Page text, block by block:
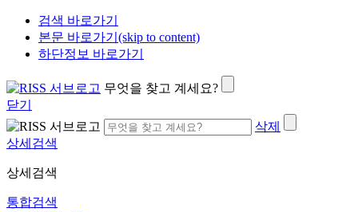
검색 바로가기
본문 바로가기(skip to content)
하단정보 바로가기
무엇을 찾고 계세요?
닫기
삭제
상세검색
상세검색
통합검색